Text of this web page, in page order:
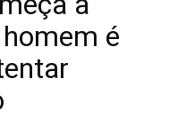
é